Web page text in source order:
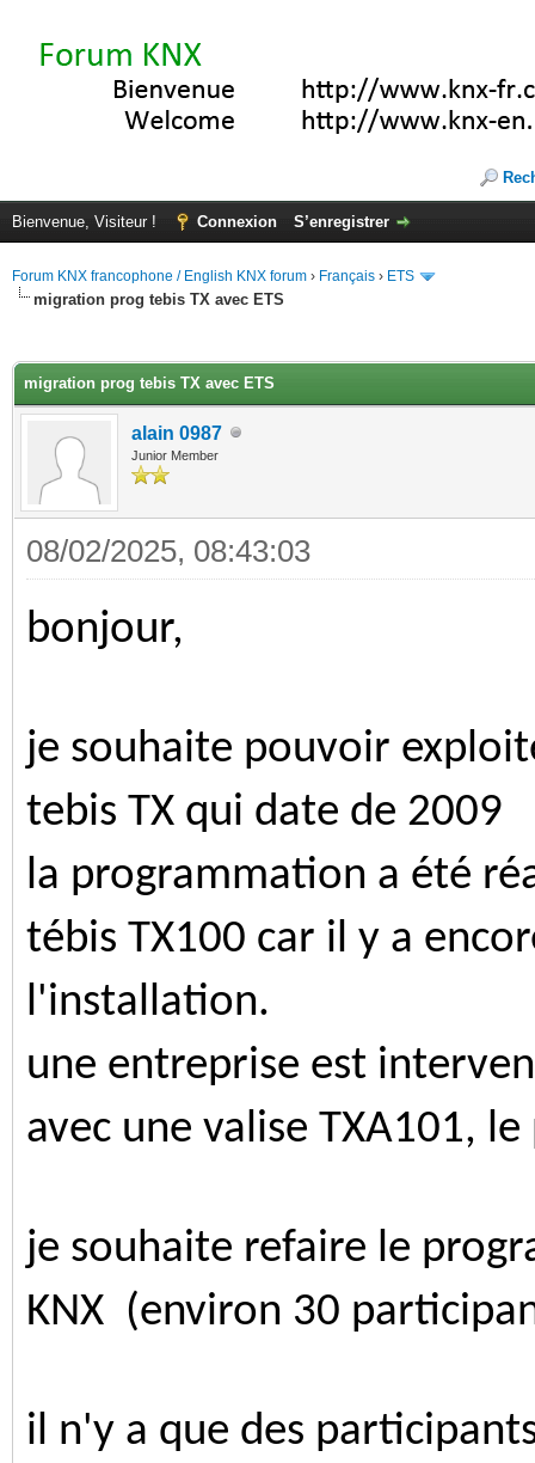
Bienvenue, Visiteur ! Connexion S’enregistrer
Forum KNX francophone / English KNX forum › Français › ETS
migration prog tebis TX avec ETS
migration prog tebis TX avec ETS
alain 0987
Junior Member
08/02/2025, 08:43:03
bonjour,
je souhaite pouvoir
tebis TX qui date de 2009
la programmation a été
tébis TX100 car il y a
l'installation.
une entreprise est
avec une valise TXA101,
je souhaite refaire le
KNX (environ 30
il n'y a que des